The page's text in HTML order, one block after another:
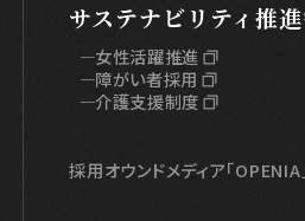
サステナビリティ推進
女性活躍推進
障がい者採用
介護支援制度
採用オウンドメディア「OPENIA